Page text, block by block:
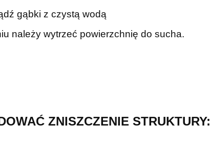
gąbki z czystą wodą
należy wytrzeć powierzchnię do sucha.
ZNISZCZENIE STRUKTURY: